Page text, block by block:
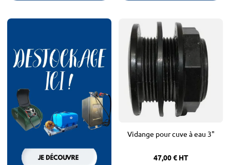
Vidange pour cuve à eau 3"
47,00 € HT